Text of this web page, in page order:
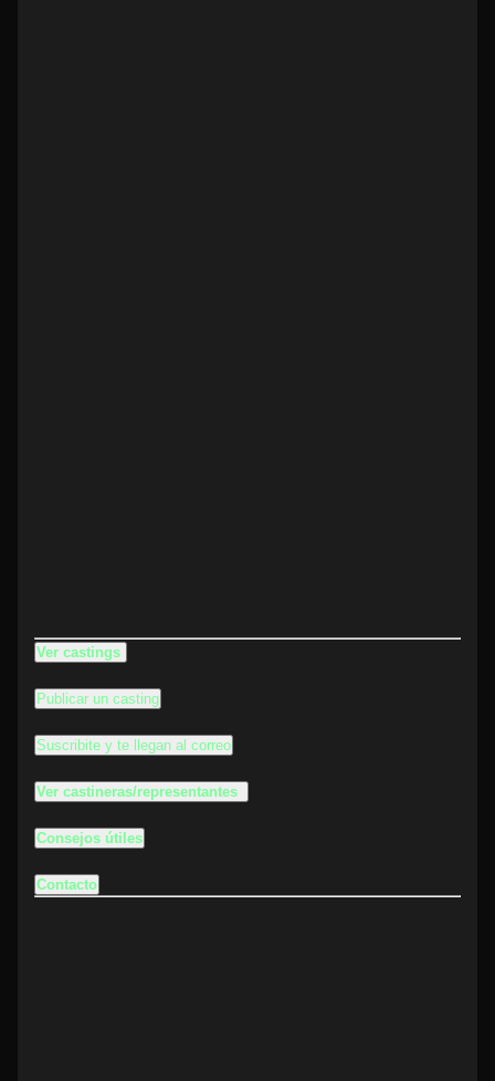
Ver castings
Publicar un casting
Suscribite y te llegan al correo
Ver castineras/representantes
Consejos útiles
Contacto